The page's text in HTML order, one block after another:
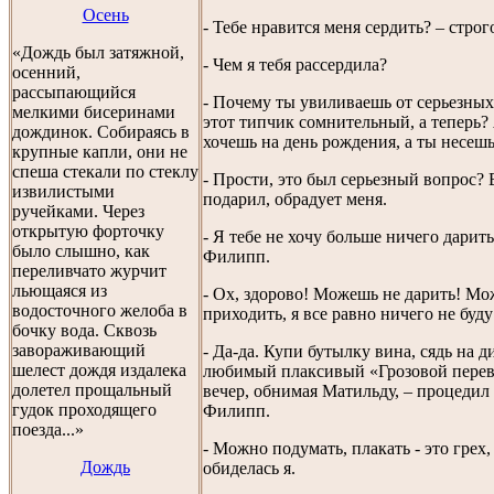
Осень
«Дождь был затяжной,
осенний,
рассыпающийся
мелкими бисеринами
дождинок. Собираясь в
крупные капли, они не
спеша стекали по стеклу
извилистыми
ручейками. Через
открытую форточку
было слышно, как
переливчато журчит
льющаяся из
водосточного желоба в
бочку вода. Сквозь
завораживающий
шелест дождя издалека
долетел прощальный
гудок проходящего
поезда...»
Дождь
- Тебе нравится меня сердить? –
- Чем я тебя рассердила?
- Почему ты увиливаешь от
этот типчик сомнительный, а
хочешь на день рождения, а ты
- Прости, это был серьезный
подарил, обрадует меня.
- Я тебе не хочу больше ничего
Филипп.
- Ох, здорово! Можешь не дарить!
приходить, я все равно ничего не
- Да-да. Купи бутылку вина, сядь на
любимый плаксивый «Грозовой
вечер, обнимая Матильду, – процедил
Филипп.
- Можно подумать, плакать - это грех,
обиделась я.